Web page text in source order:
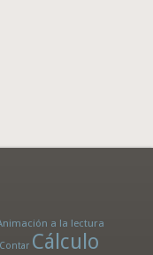
a la lectura
Contar Cálculo